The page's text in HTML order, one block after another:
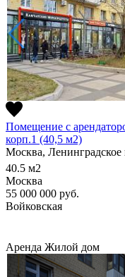
Помещение с
корп.1 (40,5 м2)
Москва, Ленинградское
40.5 м2
Москва
55 000 000 руб.
Войковская
Аренда Жилой дом